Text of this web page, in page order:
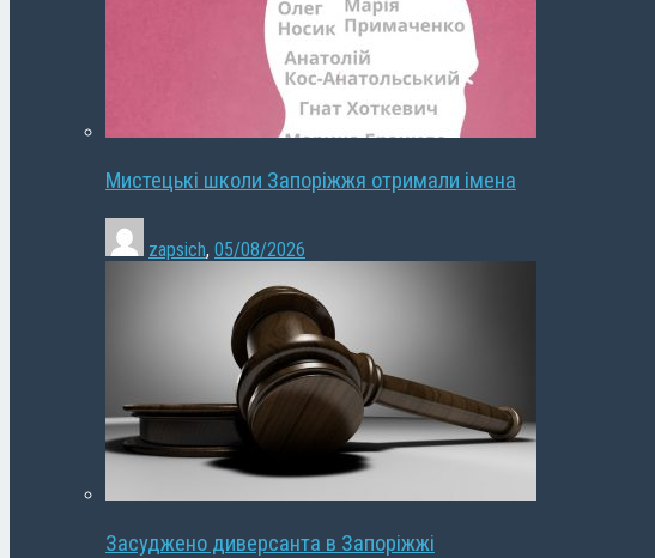
Мистецькі школи Запоріжжя отримали імена
zapsich, 05/08/2026
Засуджено диверсанта в Запоріжжі